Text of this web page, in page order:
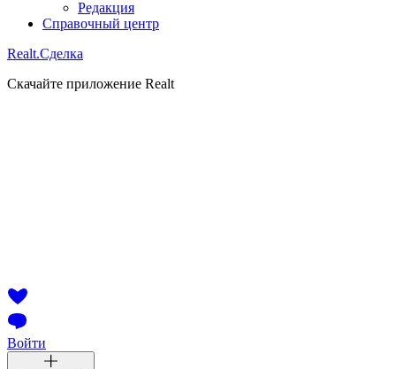
Редакция
Справочный центр
Realt.Сделка
Скачайте приложение Realt
Войти